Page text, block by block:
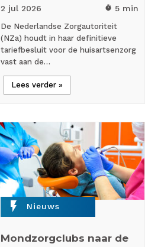
2 jul 2026 timer 5 min
De Nederlandse Zorgautoriteit
(NZa) houdt in haar definitieve
tariefbesluit voor de huisartsenzorg
vast aan de…
Lees verder »
flash_on Nieuws
Mondzorgclubs naar de